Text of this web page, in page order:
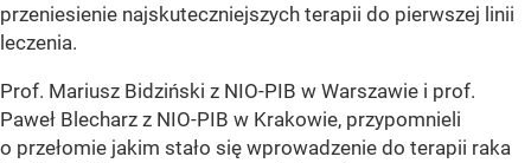
przeniesienie najskuteczniejszych terapii do pierwszej linii
leczenia.
Prof. Mariusz Bidziński z NIO-PIB w Warszawie i prof.
Paweł Blecharz z NIO-PIB w Krakowie, przypomnieli
o przełomie jakim stało się wprowadzenie do terapii raka